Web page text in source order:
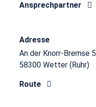
Ansprechpartner
Adresse
An der Knorr-Bremse 5
58300 Wetter (Ruhr)
Route